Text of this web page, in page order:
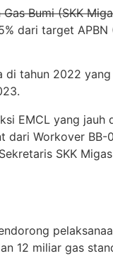
Bumi (SKK
dari target
tahun 2022
EMCL yang
Workover
SKK
12 miliar gas